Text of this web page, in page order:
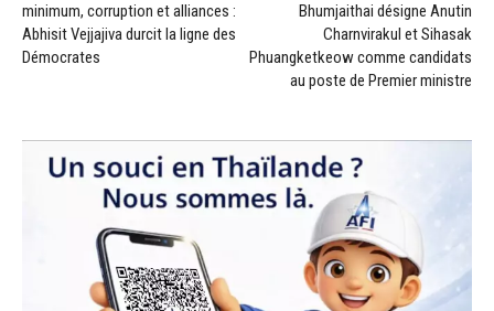
minimum, corruption et alliances :
Abhisit Vejjajiva durcit la ligne des
Démocrates
Bhumjaithai désigne Anutin
Charnvirakul et Sihasak
Phuangketkeow comme candidats
au poste de Premier ministre